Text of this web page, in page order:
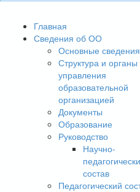
Главная
Сведения об ОО
Основные сведения
Структура и органы
управления
образовательной
организацией
Документы
Образование
Руководство
Научно-
состав
Педагогический